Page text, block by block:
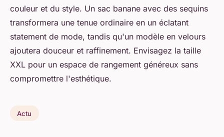
couleur et du style. Un sac banane avec des sequins
transformera une tenue ordinaire en un éclatant
statement de mode, tandis qu'un modèle en velours
ajoutera douceur et raffinement. Envisagez la taille
XXL pour un espace de rangement généreux sans
compromettre l'esthétique.
Actu